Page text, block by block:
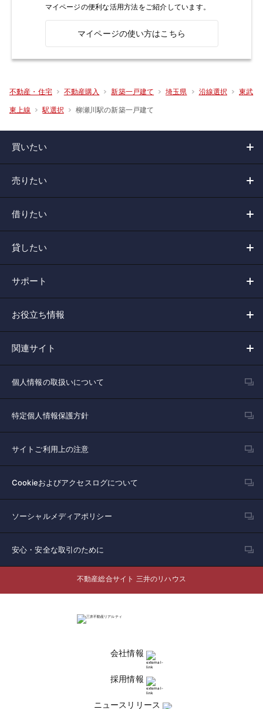
マイページの便利な活用方法をご紹介しています。
マイページの使い方はこちら
不動産・住宅 不動産購入 新築一戸建て 埼玉県 沿線選択 東武
東上線 駅選択 柳瀬川駅の新築一戸建て
買いたい
売りたい
借りたい
貸したい
サポート
お役立ち情報
関連サイト
個人情報の取扱いについて
特定個人情報保護方針
サイトご利用上の注意
Cookieおよびアクセスログについて
ソーシャルメディアポリシー
安心・安全な取引のために
不動産総合サイト 三井のリハウス
会社情報
採用情報
ニュースリリース